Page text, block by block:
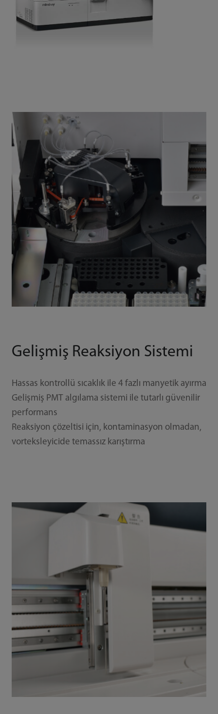
Gelişmiş Reaksiyon Sistemi
Hassas kontrollü sıcaklık ile 4 fazlı manyetik ayırma
Gelişmiş PMT algılama sistemi ile tutarlı güvenilir
performans
Reaksiyon çözeltisi için, kontaminasyon olmadan,
vorteksleyicide temassız karıştırma